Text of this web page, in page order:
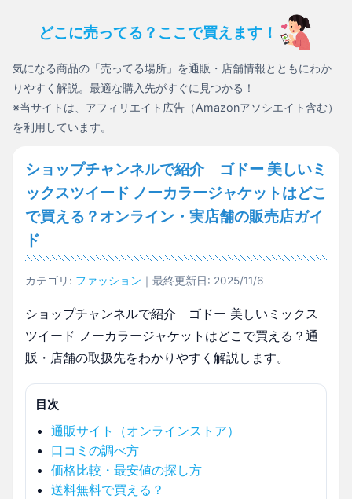
どこに売ってる？ここで買えます！
気になる商品の「売ってる場所」を通販・店舗情報とともにわか
りやすく解説。最適な購入先がすぐに見つかる！
※当サイトは、アフィリエイト広告（Amazonアソシエイト含む）
を利用しています。
ショップチャンネルで紹介 ゴドー 美しいミ
ックスツイード ノーカラージャケットはどこ
で買える？オンライン・実店舗の販売店ガイ
ド
カテゴリ: ファッション ｜最終更新日: 2025/11/6
ショップチャンネルで紹介 ゴドー 美しいミックス
ツイード ノーカラージャケットはどこで買える？通
販・店舗の取扱先をわかりやすく解説します。
目次
通販サイト（オンラインストア）
口コミの調べ方
価格比較・最安値の探し方
送料無料で買える？